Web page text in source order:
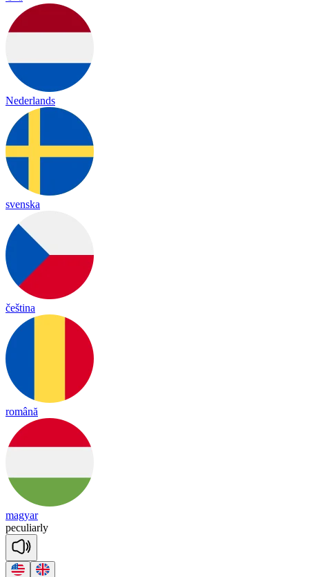
Nederlands
svenska
čeština
română
magyar
peculiarly